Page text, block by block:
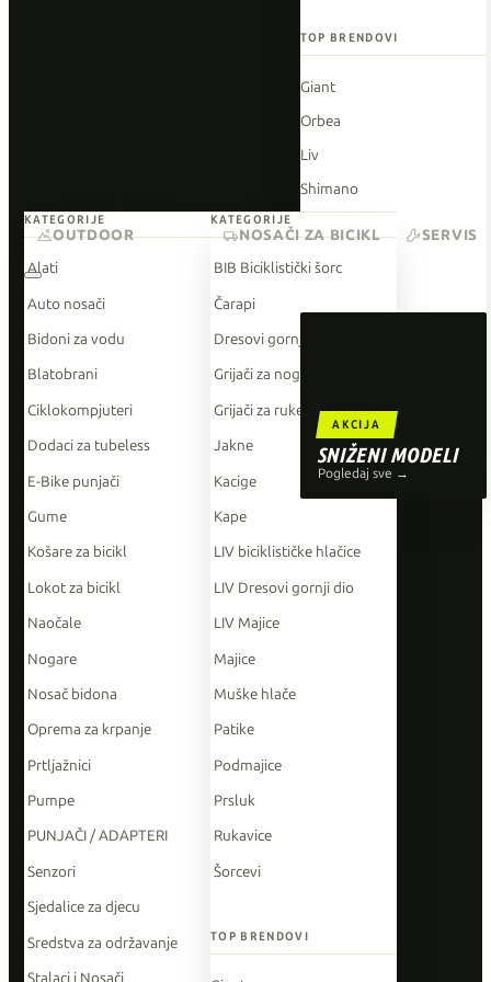
TOP BRENDOVI
Giant
Orbea
Liv
Shimano
O'Neal
AKCIJA
SNIŽENI MODELI
Pogledaj sve →
KATEGORIJE
Alati
Auto nosači
Bidoni za vodu
Blatobrani
Ciklokompjuteri
Dodaci za tubeless
E-Bike punjači
Gume
Košare za bicikl
Lokot za bicikl
Naočale
Nogare
Nosač bidona
Oprema za krpanje
Prtljažnici
Pumpe
PUNJAČI / ADAPTERI
Senzori
Sjedalice za djecu
Sredstva za održavanje
Stalaci i Nosači
KATEGORIJE
BIB Biciklistički šorc
Čarapi
Dresovi gornji dio
Grijači za noge
Grijači za ruke
Jakne
Kacige
Kape
LIV biciklističke hlačice
LIV Dresovi gornji dio
LIV Majice
Majice
Muške hlače
Patike
Podmajice
Prsluk
Rukavice
Šorcevi
TOP BRENDOVI
OUTDOOR NOSAČI ZA BICIKL SERVIS